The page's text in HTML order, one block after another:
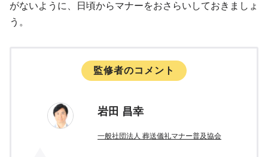
がないように、日頃からマナーをおさらいしておきましょ
う。
監修者のコメント
岩田 昌幸
一般社団法人 葬送儀礼マナー普及協会